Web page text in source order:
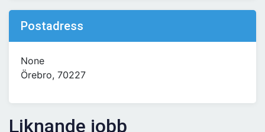
Postadress
None
Örebro, 70227
Liknande jobb